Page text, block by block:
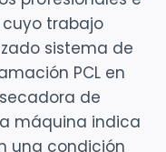
trabajo
sistema de
PCL en
de
máquina indica
una condición